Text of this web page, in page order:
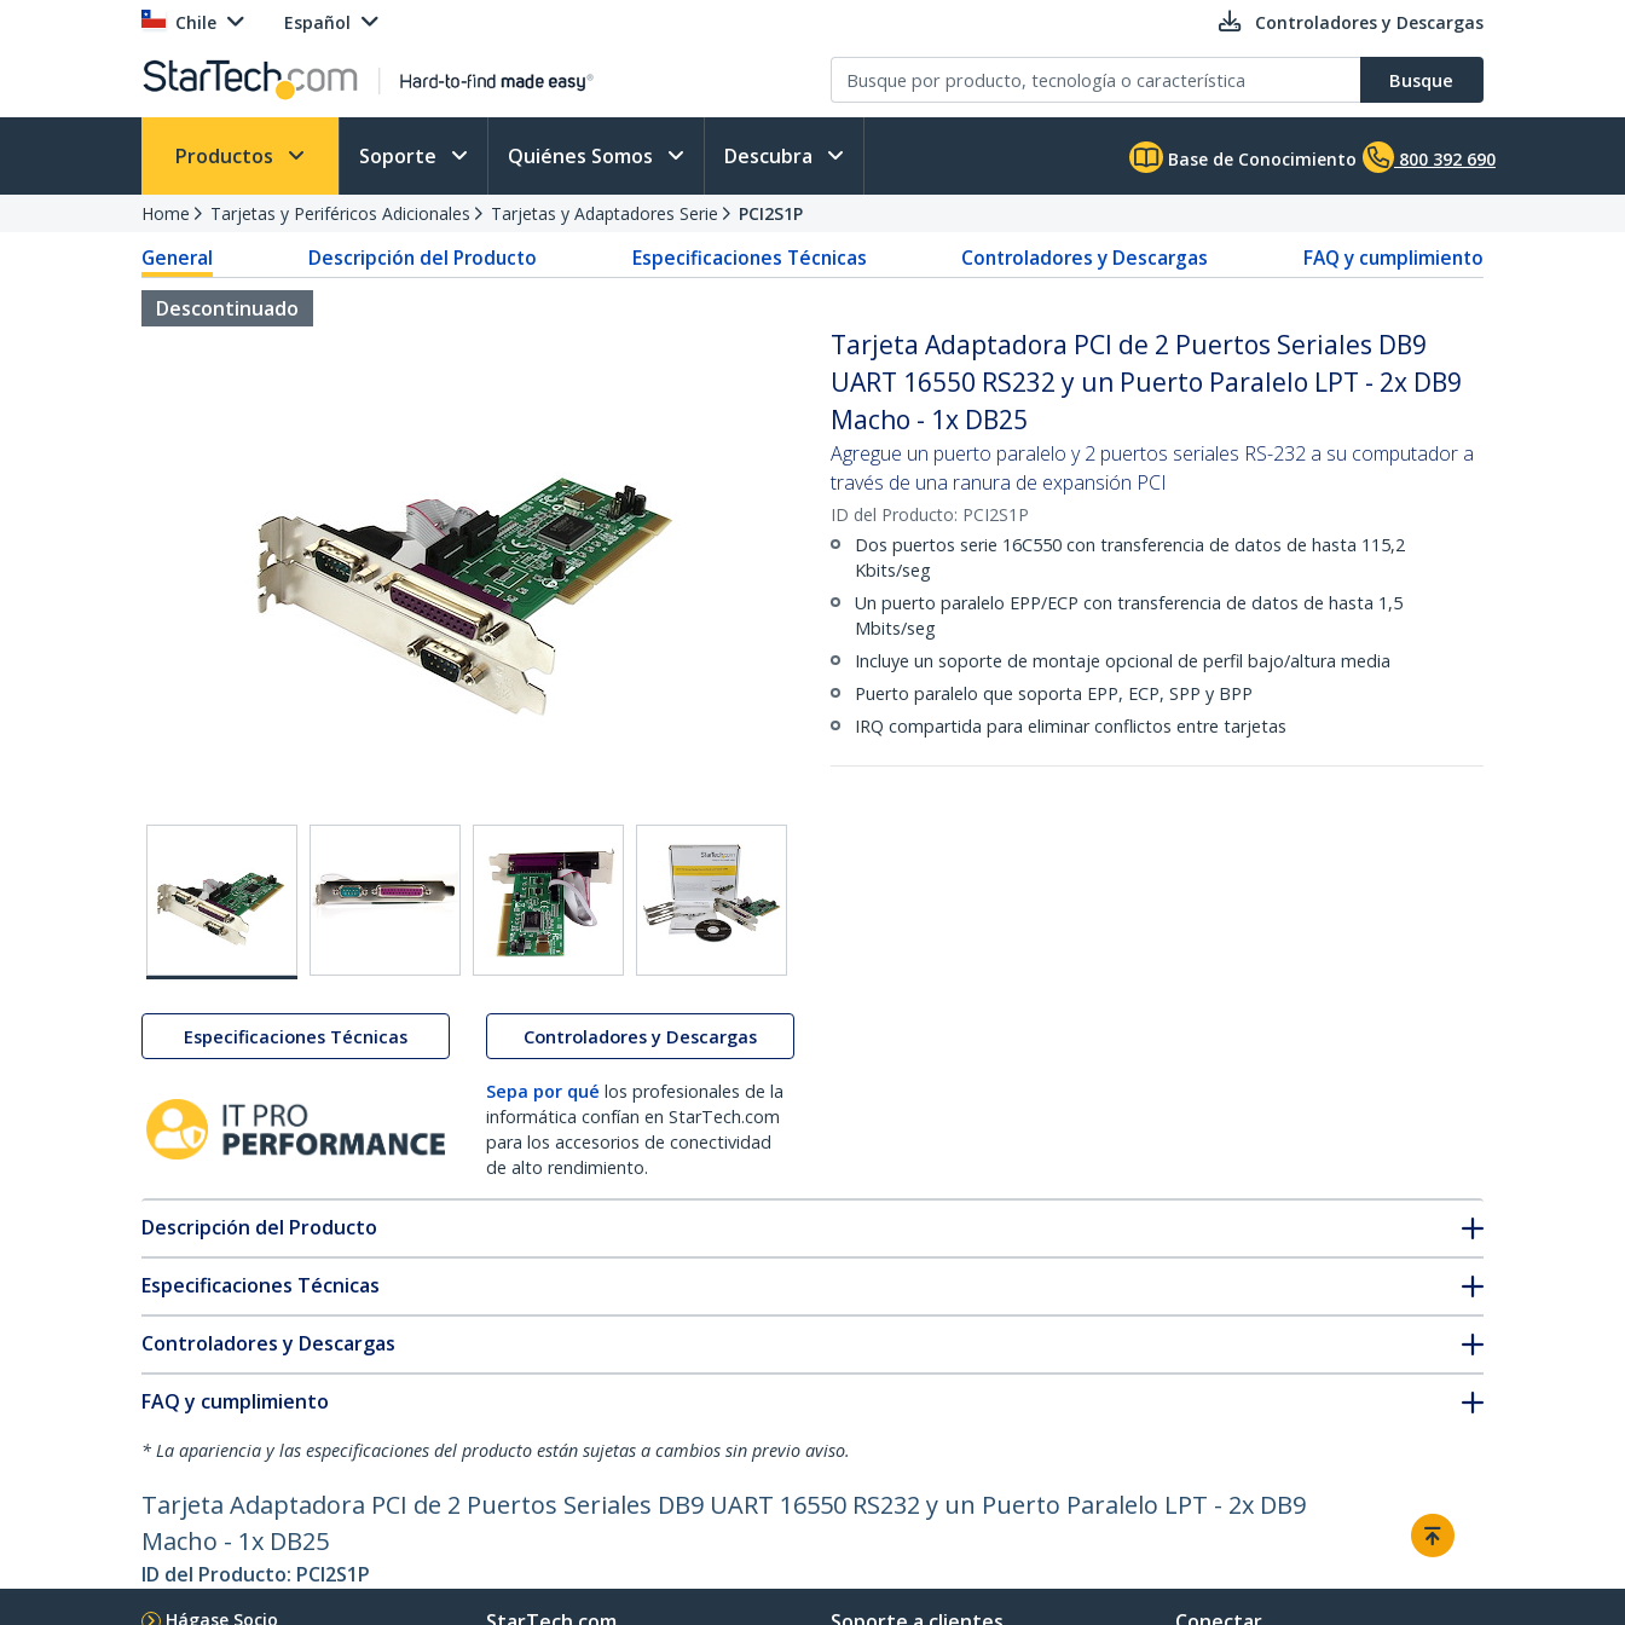
Chile Español Controladores y Descargas
Busque
Productos Soporte Quiénes Somos Descubra Base de Conocimiento 800 392 690
Home Tarjetas y Periféricos Adicionales Tarjetas y Adaptadores Serie PCI2S1P
General Descripción del Producto Especificaciones Técnicas Controladores y Descargas
FAQ y cumplimiento
Descontinuado
Especificaciones Técnicas Controladores y Descargas
Sepa por qué los profesionales de la
informática confían en StarTech.com
para los accesorios de conectividad
de alto rendimiento.
Tarjeta Adaptadora PCI de 2 Puertos Seriales DB9
UART 16550 RS232 y un Puerto Paralelo LPT - 2x DB9
Macho - 1x DB25
Agregue un puerto paralelo y 2 puertos seriales RS-232 a su computador a
través de una ranura de expansión PCI
ID del Producto: PCI2S1P
Dos puertos serie 16C550 con transferencia de datos de hasta 115,2
Kbits/seg
Un puerto paralelo EPP/ECP con transferencia de datos de hasta 1,5
Mbits/seg
Incluye un soporte de montaje opcional de perfil bajo/altura media
Puerto paralelo que soporta EPP, ECP, SPP y BPP
IRQ compartida para eliminar conflictos entre tarjetas
Descripción del Producto
Especificaciones Técnicas
Controladores y Descargas
FAQ y cumplimiento
* La apariencia y las especificaciones del producto están sujetas a cambios sin previo aviso.
Tarjeta Adaptadora PCI de 2 Puertos Seriales DB9 UART 16550 RS232 y un Puerto Paralelo LPT - 2x DB9
Macho - 1x DB25
ID del Producto: PCI2S1P
Hágase Socio